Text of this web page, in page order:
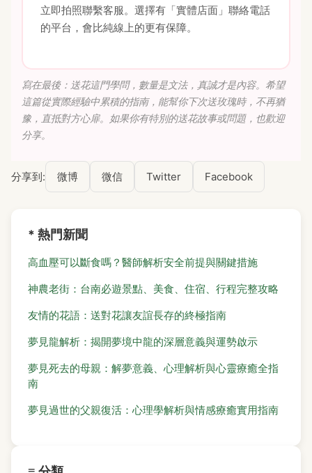
立即拍照聯繫客服。選擇有「實體店面」聯絡電話
的平台，會比純線上的更有保障。
寫在最後：送花這門學問，數量是文法，真誠才是內容。希望
這篇從實際經驗中累積的指南，能幫你下次送玫瑰時，不再猶
豫，直抵對方心扉。如果你有特別的送花故事或問題，也歡迎
分享。
分享到: 微博 微信 Twitter Facebook
* 熱門新聞
高血壓可以斷食嗎？醫師解析安全前提與關鍵措施
神農老街：台南必遊景點、美食、住宿、行程完整攻略
友情的花語：送對花讓友誼長存的終極指南
夢見龍解析：揭開夢境中龍的深層意義與運勢啟示
夢見死去的母親：解夢意義、心理解析與心靈療癒全指
南
夢見過世的父親復活：心理學解析與情感療癒實用指南